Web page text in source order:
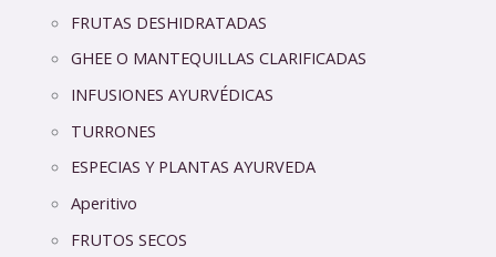
FRUTAS DESHIDRATADAS
GHEE O MANTEQUILLAS CLARIFICADAS
INFUSIONES AYURVÉDICAS
TURRONES
ESPECIAS Y PLANTAS AYURVEDA
Aperitivo
FRUTOS SECOS